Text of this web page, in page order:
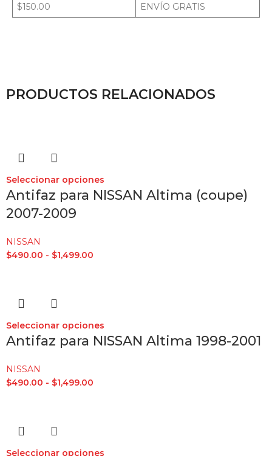
$150.00
ENVÍO GRATIS
PRODUCTOS RELACIONADOS
Seleccionar opciones
Antifaz para NISSAN Altima (coupe)
2007-2009
NISSAN
$490.00 - $1,499.00
Seleccionar opciones
Antifaz para NISSAN Altima 1998-2001
NISSAN
$490.00 - $1,499.00
Seleccionar opciones